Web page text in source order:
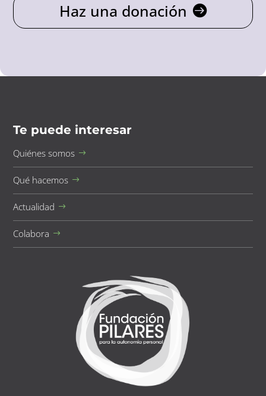
Haz una donación
Te puede interesar
Quiénes somos
Qué hacemos
Actualidad
Colabora